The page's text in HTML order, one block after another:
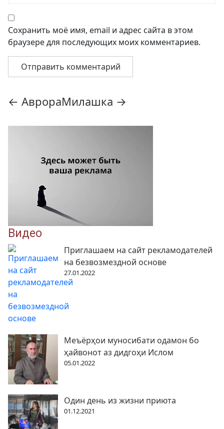
Сохранить моё имя, email и адрес сайта в этом
браузере для последующих моих комментариев.
по
записям
← АврораМилашка →
Видео
Приглашаем на сайт рекламодателей
на безвозмездной основе
27.01.2022
Меъёрҳои муносибати одамон бо
ҳайвонот аз дидгоҳи Ислом
05.01.2022
Один день из жизни приюта
01.12.2021